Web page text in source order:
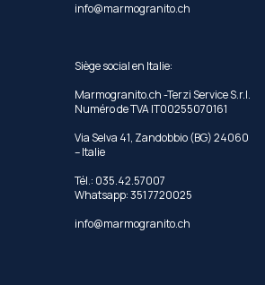
info@marmogranito.ch
Siège social en Italie:
Marmogranito.ch -Terzi Service S.r.l.
Numéro de TVA IT00255070161
Via Selva 41, Zandobbio (BG) 24060
– Italie
Tél.: 035.42.57007
Whatsapp: 351 7720025
info@marmogranito.ch